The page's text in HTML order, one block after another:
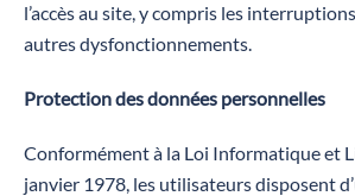
l’accès au site, y compris les
autres dysfonctionnements.
‍Protection des données personnelles
Conformément à la Loi Informatique et
janvier 1978, les utilisateurs disposent